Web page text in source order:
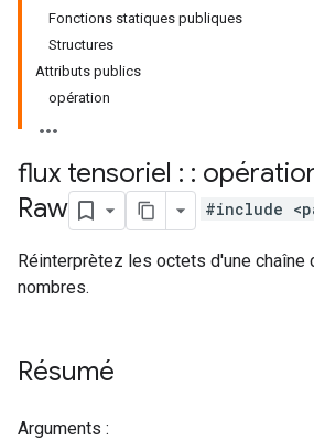
Fonctions statiques publiques
Structures
Attributs publics
opération
flux tensoriel : :
Raw
#include
Réinterprètez les octets d'une chaîne
nombres.
Résumé
Arguments :